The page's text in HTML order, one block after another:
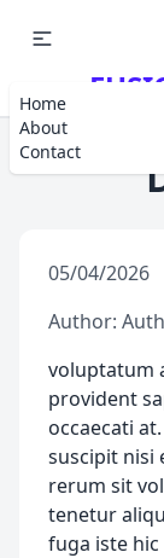
Home
About
Contact
05/04/2026
Author:
voluptatum
provident
occaecati
suscipit nisi
rerum sit
tenetur
fuga iste